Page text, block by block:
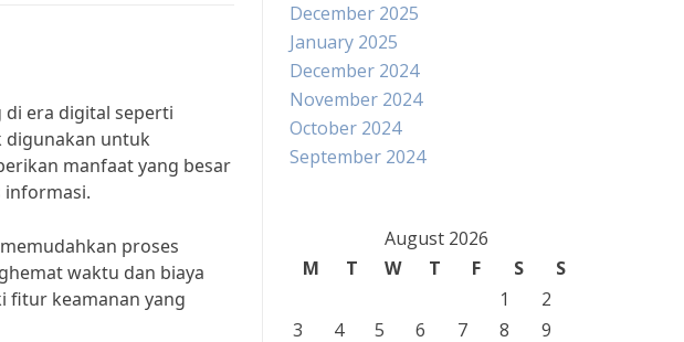
di era digital seperti
digunakan untuk
manfaat yang besar
informasi.
proses
waktu dan biaya
fitur keamanan yang
December 2025
January 2025
December 2024
November 2024
October 2024
September 2024
August 2026
M
T W T F S
S
1
2
3
4 5 6 7 8
9